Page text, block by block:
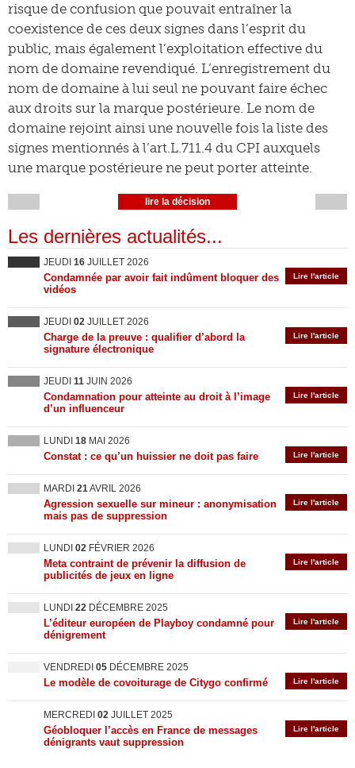
risque de confusion que pouvait entraîner la
coexistence de ces deux signes dans l’esprit du
public, mais également l’exploitation effective du
nom de domaine revendiqué. L’enregistrement du
nom de domaine à lui seul ne pouvant faire échec
aux droits sur la marque postérieure. Le nom de
domaine rejoint ainsi une nouvelle fois la liste des
signes mentionnés à l’art.L.711.4 du CPI auxquels
une marque postérieure ne peut porter atteinte.
lire la décision
Les dernières actualités...
JEUDI 16 JUILLET 2026
Lire l'article
Condamnée par avoir fait indûment bloquer des
vidéos
JEUDI 02 JUILLET 2026
Lire l'article
Charge de la preuve : qualifier d’abord la
signature électronique
JEUDI 11 JUIN 2026
Lire l'article
Condamnation pour atteinte au droit à l’image
d’un influenceur
LUNDI 18 MAI 2026
Lire l'article
Constat : ce qu’un huissier ne doit pas faire
MARDI 21AVRIL 2026
Lire l'article
Agression sexuelle sur mineur : anonymisation
mais pas de suppression
LUNDI 02 FÉVRIER 2026
Lire l'article
Meta contraint de prévenir la diffusion de
publicités de jeux en ligne
LUNDI 22 DÉCEMBRE 2025
Lire l'article
L’éditeur européen de Playboy condamné pour
dénigrement
VENDREDI 05 DÉCEMBRE 2025
Lire l'article
Le modèle de covoiturage de Citygo confirmé
MERCREDI 02 JUILLET 2025
Lire l'article
Géobloquer l’accès en France de messages
dénigrants vaut suppression